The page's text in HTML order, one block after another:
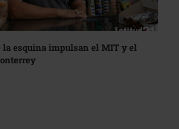
la esquina impulsan el MIT y el